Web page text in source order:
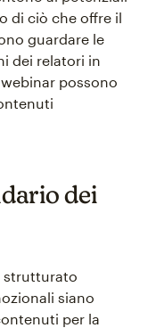
di ciò che offre il
guardare le
dei relatori in
possono
dei
strutturato
siano
per la